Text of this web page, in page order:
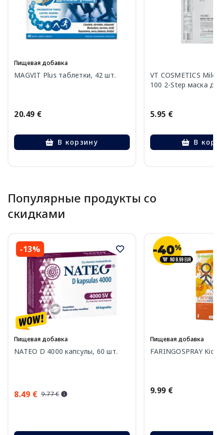
Пищевая добавка
MAGVIT Plus таблетки, 42 шт.
20.49 €
В корзину
VT COSMETICS
100 2-Step маска
5.95 €
В
Популярные продукты со
скидками
-13%
Пищевая добавка
NATEO D 4000 капсулы, 60 шт.
8.49 € 9.77 €
Пищевая добавка
FARINGOSPRAY
9.99 €